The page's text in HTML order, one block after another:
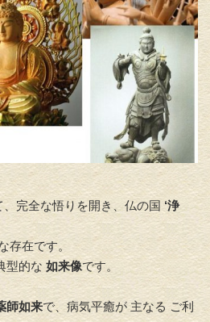
、完全な悟りを開き、仏の国 ‘浄
存在です。
型的な 如来像です。
師如来で、病気平癒が 主なる ご利